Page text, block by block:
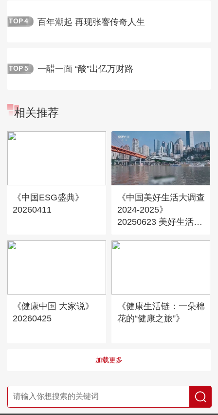
TOP 4 百年潮起 再现张謇传奇人生
TOP 5 一醋一面 “酸”出亿万财路
相关推荐
《中国ESG盛典》
20260411
《中国美好生活大调查
2024-2025》
20250623 美好生活城
《健康中国 大家说》
20260425
《健康生活链：一朵棉
花的“健康之旅”》
加载更多